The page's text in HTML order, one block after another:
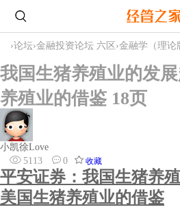
›论坛›金融投资论坛 六区 ›金融学（理论
我国生猪养殖业的发
养殖业的借鉴 18页
小凯徐Love
5113
0 收藏
平安证券：我国生猪养
美国生猪养殖业的借鉴